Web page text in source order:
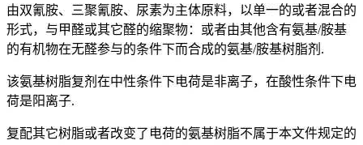
由双氰胺、三聚氰胺、尿素为主体原料，以单一的或者混合的
形式，与甲醛或其它醛的缩聚物：或者由其他含有氨基/胺基
的有机物在无醛参与的条件下而合成的氨基/胺基树脂剂.
该氨基树脂复剂在中性条件下电荷是非离子，在酸性条件下电
荷是阳离子.
复配其它树脂或者改变了电荷的氨基树脂不属于本文件规定的